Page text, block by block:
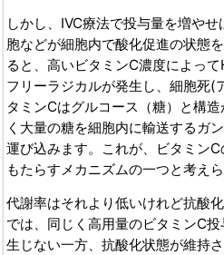
しかし、IVC療法で投与量を増や
胞などが細胞内で酸化促進の状態
ると、高いビタミンC濃度によって
フリーラジカルが発生し、細胞死(
タミンCはグルコース（糖）と構
く大量の糖を細胞内に輸送するガ
運び込みます。これが、ビタミン
もたらすメカニズムの一つと考え
代謝率はそれより低いけれど抗酸
では、同じく高用量のビタミンC
生じない一方、抗酸化状態が維持